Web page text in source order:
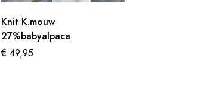
Knit K.mouw
27%babyalpaca
€ 49,95